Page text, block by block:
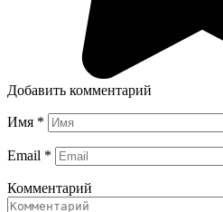
Добавить комментарий
Имя *
Email *
Комментарий